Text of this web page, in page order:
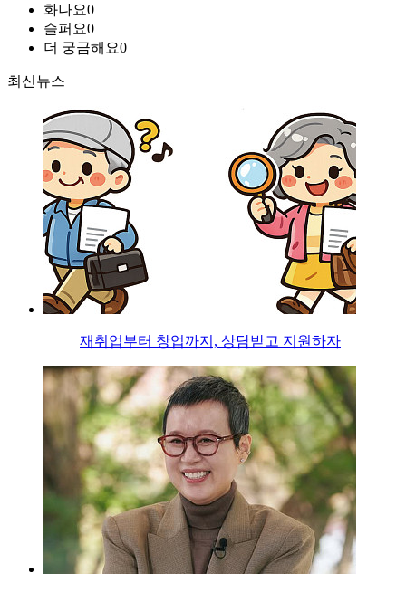
화나요0
슬퍼요0
더 궁금해요0
최신뉴스
재취업부터 창업까지, 상담받고 지원하자